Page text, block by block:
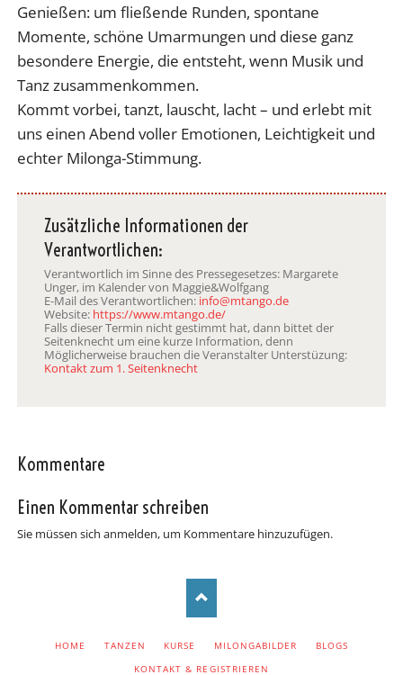
Genießen: um fließende Runden, spontane
Momente, schöne Umarmungen und diese ganz
besondere Energie, die entsteht, wenn Musik und
Tanz zusammenkommen.
Kommt vorbei, tanzt, lauscht, lacht – und erlebt mit
uns einen Abend voller Emotionen, Leichtigkeit und
echter Milonga-Stimmung.
Zusätzliche Informationen der
Verantwortlichen:
Verantwortlich im Sinne des Pressegesetzes: Margarete
Unger, im Kalender von Maggie&Wolfgang
E-Mail des Verantwortlichen: info@mtango.de
Website: https://www.mtango.de/
Falls dieser Termin nicht gestimmt hat, dann bittet der
Seitenknecht um eine kurze Information, denn
Möglicherweise brauchen die Veranstalter Unterstüzung:
Kontakt zum 1. Seitenknecht
Kommentare
Einen Kommentar schreiben
Sie müssen sich anmelden, um Kommentare hinzuzufügen.
HOME TANZEN KURSE MILONGABILDER
BLOGS
KONTAKT & REGISTRIEREN